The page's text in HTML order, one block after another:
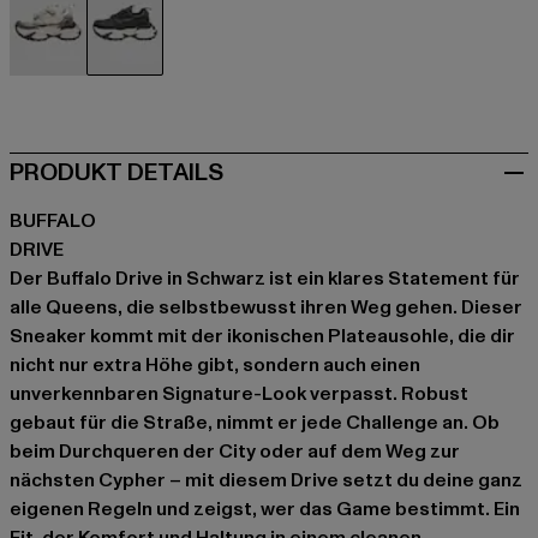
PRODUKT DETAILS
BUFFALO
DRIVE
Der Buffalo Drive in Schwarz ist ein klares Statement für
alle Queens, die selbstbewusst ihren Weg gehen. Dieser
Sneaker kommt mit der ikonischen Plateausohle, die dir
nicht nur extra Höhe gibt, sondern auch einen
unverkennbaren Signature-Look verpasst. Robust
gebaut für die Straße, nimmt er jede Challenge an. Ob
beim Durchqueren der City oder auf dem Weg zur
nächsten Cypher – mit diesem Drive setzt du deine ganz
eigenen Regeln und zeigst, wer das Game bestimmt. Ein